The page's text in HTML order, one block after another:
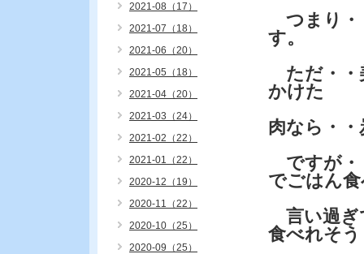
つまり・
す。
ただ・・
かけた
肉なら・
ですが・
でごはん
言い過ぎ
食べれそ
2021-08（17）
2021-07（18）
2021-06（20）
2021-05（18）
2021-04（20）
2021-03（24）
2021-02（22）
2021-01（22）
2020-12（19）
2020-11（22）
2020-10（25）
2020-09（25）